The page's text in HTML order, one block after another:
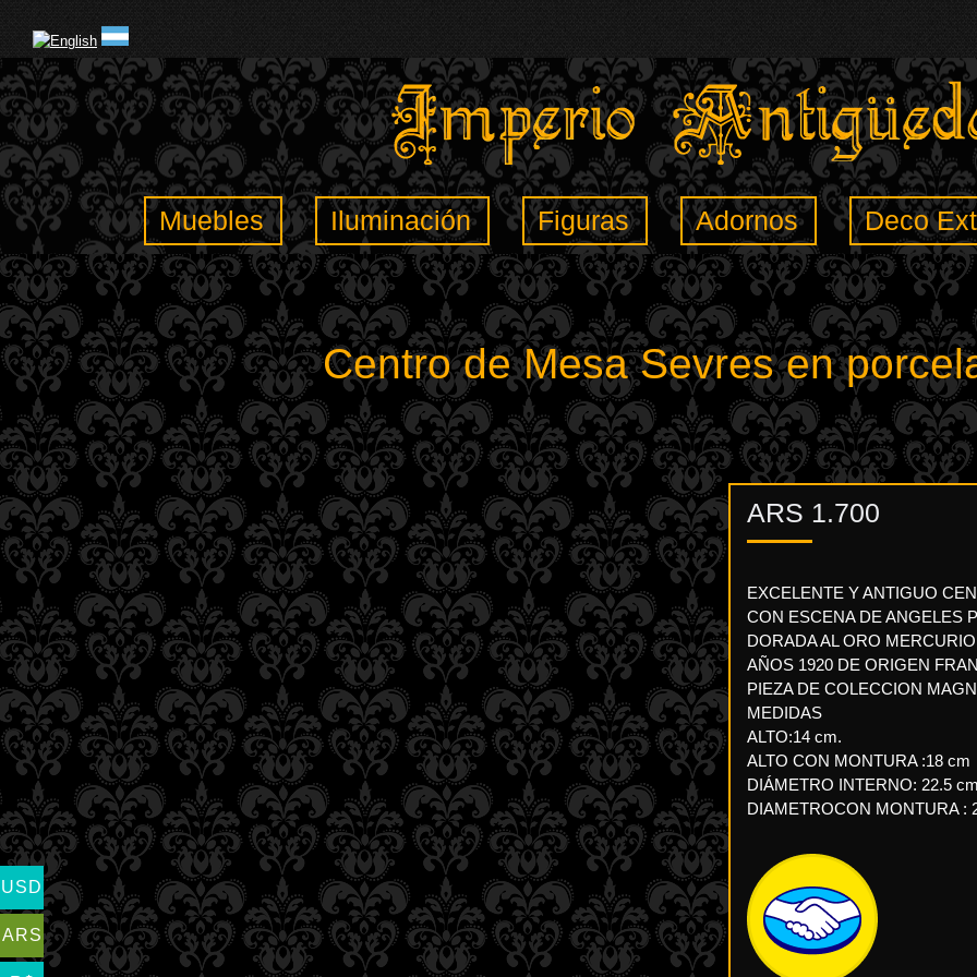
Muebles Iluminación Figuras Adornos Deco
Centro de Mesa Sevres en
ARS 1.700
EXCELENTE Y ANTIGUO
CON ESCENA DE ANGELES
DORADA AL ORO
AÑOS 1920 DE ORIGEN
PIEZA DE COLECCION
MEDIDAS
ALTO:14 cm.
ALTO CON MONTURA :18 cm
DIÁMETRO INTERNO: 22.5
DIAMETROCON MONTURA :
USD
ARS